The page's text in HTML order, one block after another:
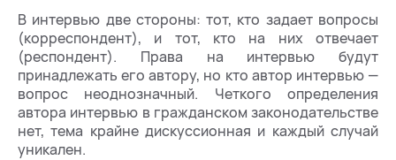
В интервью две стороны: тот, кто задает вопросы
(корреспондент), и тот, кто на них отвечает
(респондент). Права на интервью будут
принадлежать его автору, но кто автор интервью —
вопрос неоднозначный. Четкого определения
автора интервью в гражданском законодательстве
нет, тема крайне дискуссионная и каждый случай
уникален.